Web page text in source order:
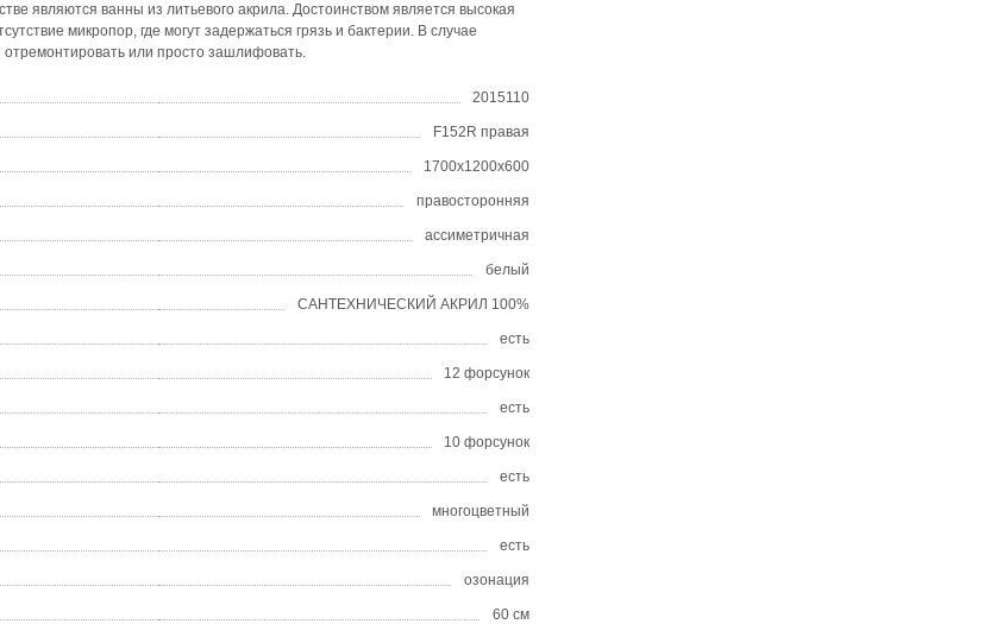
являются ванны из литьевого акрила. Достоинством является высокая
микропор, где могут задержаться грязь и бактерии. В случае
отремонтировать или просто зашлифовать.
2015110
F152R правая
1700х1200х600
правосторонняя
ассиметричная
белый
САНТЕХНИЧЕСКИЙ АКРИЛ 100%
есть
12 форсунок
есть
10 форсунок
есть
многоцветный
есть
озонация
60 см